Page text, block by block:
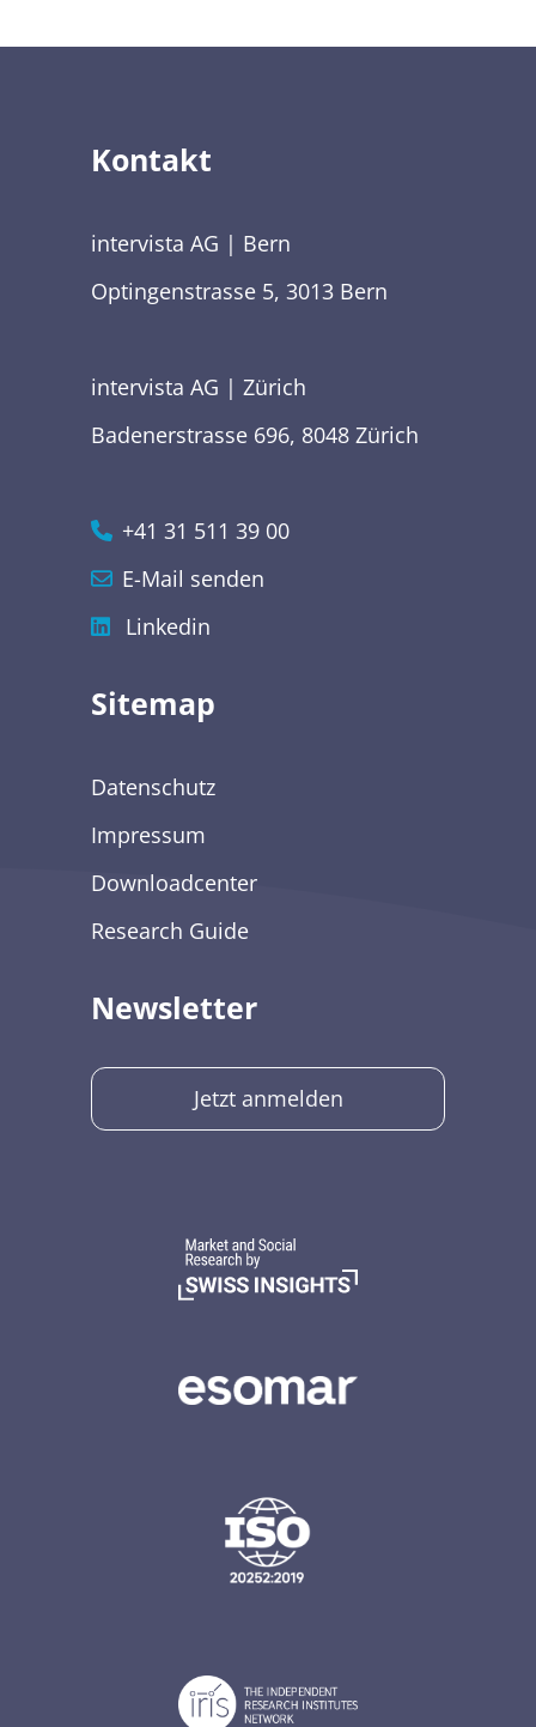
Kontakt
intervista AG | Bern
Optingenstrasse 5, 3013 Bern
intervista AG | Zürich
Badenerstrasse 696, 8048 Zürich
+41 31 511 39 00
E-Mail senden
Linkedin
Sitemap
Datenschutz
Impressum
Downloadcenter
Research Guide
Newsletter
Jetzt anmelden